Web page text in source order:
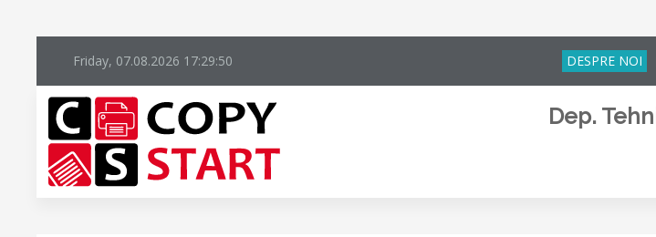
Friday, 07.08.2026 17:29:50 DESPRE NOI
Dep.